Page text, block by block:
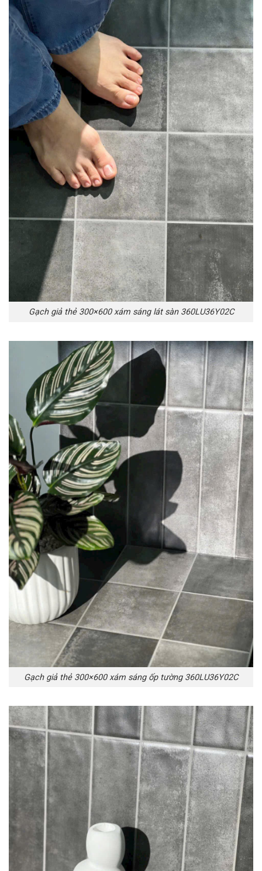
Gạch giả thẻ 300×600 xám sáng lát sàn 360LU36Y02C
Gạch giả thẻ 300×600 xám sáng ốp tường 360LU36Y02C